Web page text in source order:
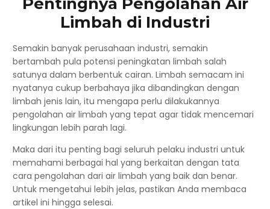
Limbah di Industri
Semakin banyak perusahaan industri, semakin
bertambah pula potensi peningkatan limbah salah
satunya dalam berbentuk cairan. Limbah semacam ini
nyatanya cukup berbahaya jika dibandingkan dengan
limbah jenis lain, itu mengapa perlu dilakukannya
pengolahan air limbah yang tepat agar tidak mencemari
lingkungan lebih parah lagi.
Maka dari itu penting bagi seluruh pelaku industri untuk
memahami berbagai hal yang berkaitan dengan tata
cara pengolahan dari air limbah yang baik dan benar.
Untuk mengetahui lebih jelas, pastikan Anda membaca
artikel ini hingga selesai.